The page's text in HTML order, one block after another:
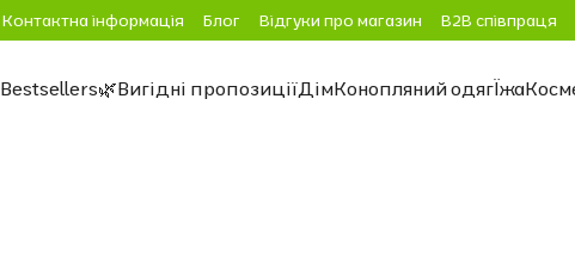
Контактна інформація Блог Відгуки про магазин B2B співпраця
Bestsellers🌿Вигідні пропозиціїДімКонопляний одягЇжа